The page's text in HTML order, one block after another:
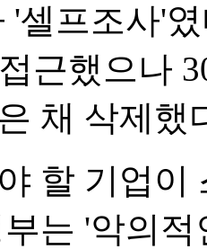
'셀프조사'
근했으나
채 삭제했
할 기업이
는 '악의